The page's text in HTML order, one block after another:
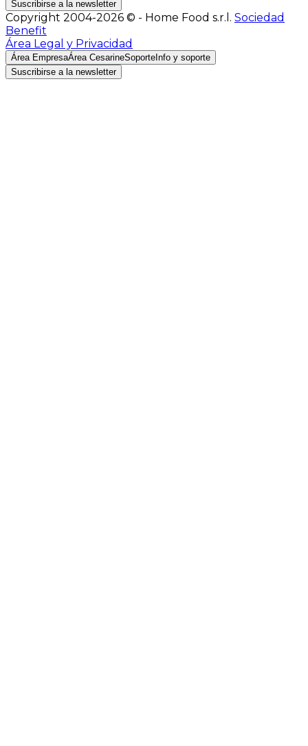
Suscribirse a la newsletter
Copyright 2004-2026 © - Home Food s.r.l. Sociedad
Benefit
Área Legal y Privacidad
Área EmpresaÁrea CesarineSoporte Info y soporte
Suscribirse a la newsletter